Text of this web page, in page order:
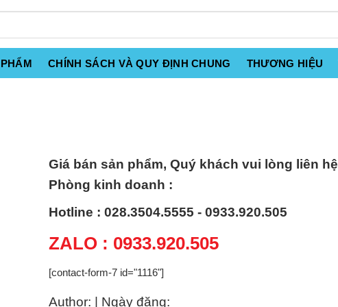
CHÍNH SÁCH VÀ QUY ĐỊNH CHUNG THƯƠNG HIỆU
Giá bán sản phẩm, Quý khách vui lòng liên hệ
Phòng kinh doanh :
Hotline : 028.3504.5555 - 0933.920.505
ZALO : 0933.920.505
[contact-form-7 id="1116"]
Author: | Ngày đăng: